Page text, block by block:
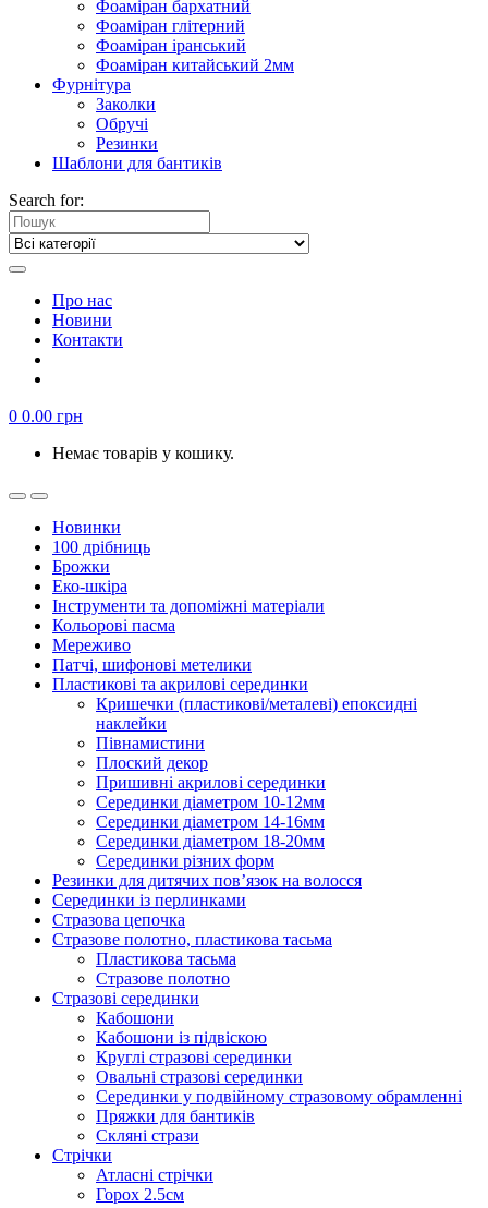
Фоаміран бархатний
Фоаміран глітерний
Фоаміран іранський
Фоаміран китайський 2мм
Фурнітура
Заколки
Обручі
Резинки
Шаблони для бантиків
Search for:
Про нас
Новини
Контакти
0 0.00 грн
Немає товарів у кошику.
Новинки
100 дрібниць
Брожки
Еко-шкіра
Інструменти та допоміжні матеріали
Кольорові пасма
Мереживо
Патчі, шифонові метелики
Пластикові та акрилові серединки
Кришечки (пластикові/металеві) епоксидні
наклейки
Півнамистини
Плоский декор
Пришивні акрилові серединки
Серединки діаметром 10-12мм
Серединки діаметром 14-16мм
Серединки діаметром 18-20мм
Серединки різних форм
Резинки для дитячих пов’язок на волосся
Серединки із перлинками
Стразова цепочка
Стразове полотно, пластикова тасьма
Пластикова тасьма
Стразове полотно
Стразові серединки
Кабошони
Кабошони із підвіскою
Круглі стразові серединки
Овальні стразові серединки
Серединки у подвійному стразовому обрамленні
Пряжки для бантиків
Скляні стрази
Стрічки
Атласні стрічки
Горох 2.5см